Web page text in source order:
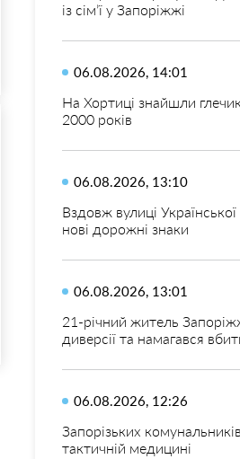
із сім’ї у Запоріжжі
06.08.2026, 14:01
На Хортиці знайшли
2000 років
06.08.2026, 13:10
Вздовж вулиці
нові дорожні знаки
06.08.2026, 13:01
21-річний житель
диверсії та намагався
06.08.2026, 12:26
Запорізьких
тактичній медицині